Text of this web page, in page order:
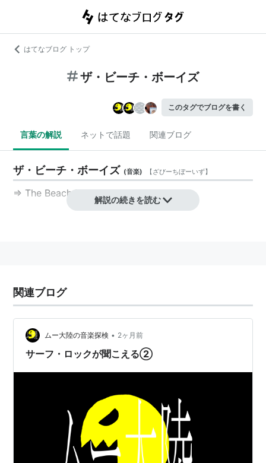
はてなブログ トップ
ザ・ビーチ・ボーイズ
このタグでブログを書く
言葉の解説 ネットで話題 関連ブログ
ザ・ビーチ・ボーイズ (音楽) 【ざびーちぼーいず】
⇒ The Beach Boys
解説の続きを読む
関連ブログ
ムー大陸の音楽探検 • 2ヶ月前
サーフ・ロックが聞こえる②